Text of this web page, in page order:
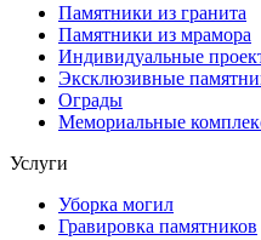
Памятники из гранита
Памятники из мрамора
Индивидуальные
Эксклюзивные
Ограды
Мемориальные
Услуги
Уборка могил
Гравировка памятников